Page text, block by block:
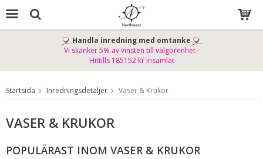
Produkten har blivit tillagd i varukorgen
Handla inredning med omtanke
Vi skänker 5% av vinsten till välgörenhet -
Hittills 185152 kr insamlat
Startsida Inredningsdetaljer Vaser & Krukor
VASER & KRUKOR
POPULÄRAST INOM VASER & KRUKOR